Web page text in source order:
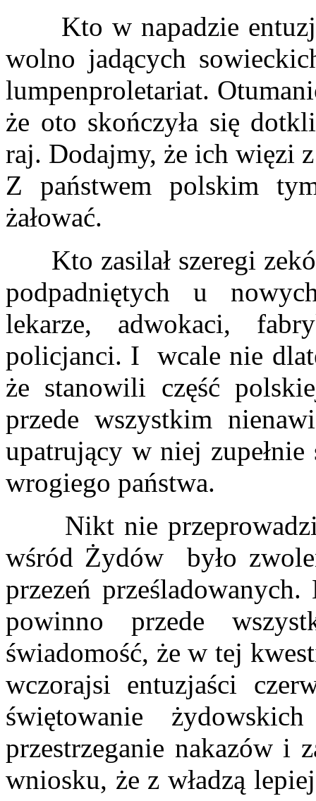
Kto w napadzie
wolno jadących
lumpenproletariat.
że oto skończyła się
raj. Dodajmy, że ich więzi
Z państwem polskim
żałować.
Kto zasilał szeregi
podpadniętych u
lekarze, adwokaci,
policjanci. I wcale nie
że stanowili część
przede wszystkim
upatrujący w niej
wrogiego państwa.
Nikt nie
wśród Żydów było
przezeń
powinno przede
świadomość, że w tej
wczorajsi entuzjaści
świętowanie
przestrzeganie nakazów i
wniosku, że z władzą